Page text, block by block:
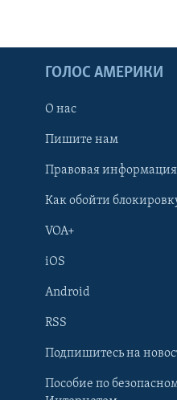
Learning English
ГОЛОС АМЕРИКИ
О нас
Пишите нам
Правовая информация
Как обойти
VOA+
iOS
Android
RSS
Подпишитесь на
Пособие по